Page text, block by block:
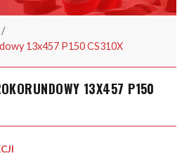
13x457 P150 CS310X
13X457 P150